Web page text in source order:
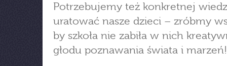
Potrzebujemy też konkretnej
uratować nasze dzieci – zróbmy
by szkoła nie zabiła w nich
głodu poznawania świata i marzeń!